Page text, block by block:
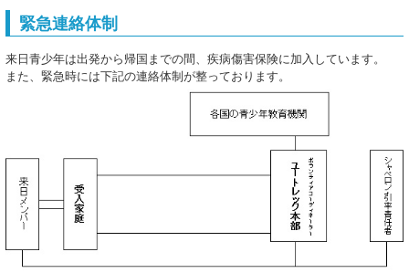
緊急連絡体制
来日青少年は出発から帰国までの間、疾病傷害保険に加入しています。
また、緊急時には下記の連絡体制が整っております。